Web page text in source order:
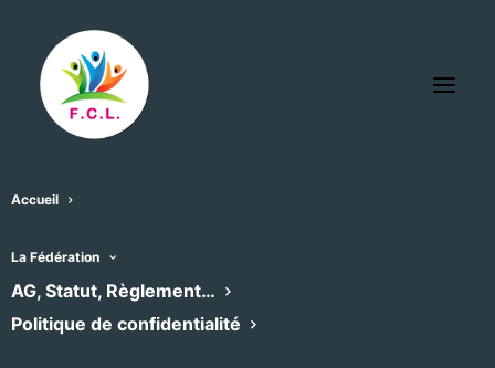
Accueil
La Fédération
AG, Statut, Règlement…
Politique de confidentialité